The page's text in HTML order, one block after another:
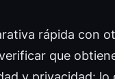
rápida con
que